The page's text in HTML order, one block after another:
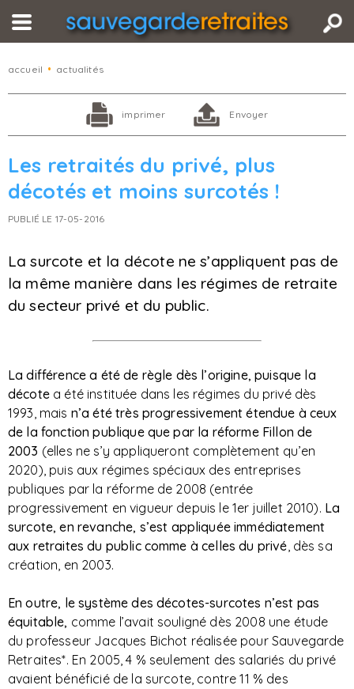
accueil • actualités
imprimer Envoyer
Les retraités du privé, plus
décotés et moins surcotés !
PUBLIÉ LE 17-05-2016
La surcote et la décote ne s’appliquent pas de
la même manière dans les régimes de retraite
du secteur privé et du public.
La différence a été de règle dès l’origine, puisque la
décotea été instituée dans les régimes du privé dès
1993, mais n’a été très progressivement étendue à ceux
de la fonction publique que par la réforme Fillon de
2003 (elles ne s’y appliqueront complètement qu’en
2020), puis aux régimes spéciaux des entreprises
publiques par la réforme de 2008 (entrée
progressivement en vigueur depuis le 1er juillet 2010). La
surcote, en revanche, s’est appliquée immédiatement
aux retraites du public comme à celles du privé, dès sa
création, en 2003.
En outre, le système des décotes-surcotes n’est pas
équitable, comme l’avait souligné dès 2008 une étude
du professeur Jacques Bichot réalisée pour Sauvegarde
Retraites*. En 2005, 4 % seulement des salariés du privé
avaient bénéficié de la surcote, contre 11 % des